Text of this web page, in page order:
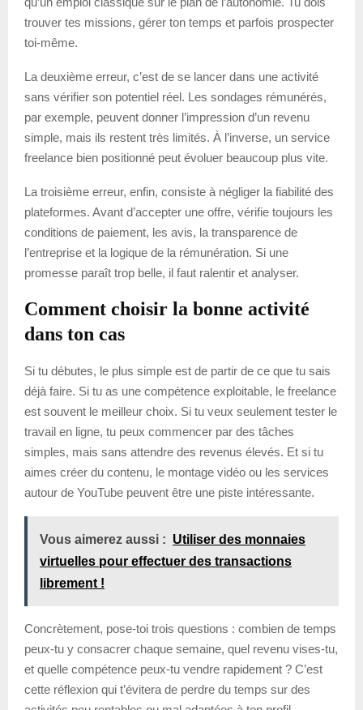
trouver tes missions, gérer ton temps et parfois prospecter
toi-même.
La deuxième erreur, c’est de se lancer dans une activité
sans vérifier son potentiel réel. Les sondages rémunérés,
par exemple, peuvent donner l’impression d’un revenu
simple, mais ils restent très limités. À l’inverse, un service
freelance bien positionné peut évoluer beaucoup plus vite.
La troisième erreur, enfin, consiste à négliger la fiabilité des
plateformes. Avant d’accepter une offre, vérifie toujours les
conditions de paiement, les avis, la transparence de
l’entreprise et la logique de la rémunération. Si une
promesse paraît trop belle, il faut ralentir et analyser.
Comment choisir la bonne activité
dans ton cas
Si tu débutes, le plus simple est de partir de ce que tu sais
déjà faire. Si tu as une compétence exploitable, le freelance
est souvent le meilleur choix. Si tu veux seulement tester le
travail en ligne, tu peux commencer par des tâches
simples, mais sans attendre des revenus élevés. Et si tu
aimes créer du contenu, le montage vidéo ou les services
autour de YouTube peuvent être une piste intéressante.
Vous aimerez aussi : Utiliser des monnaies
virtuelles pour effectuer des transactions
librement !
Concrètement, pose-toi trois questions : combien de temps
peux-tu y consacrer chaque semaine, quel revenu vises-tu,
et quelle compétence peux-tu vendre rapidement ? C’est
cette réflexion qui t’évitera de perdre du temps sur des